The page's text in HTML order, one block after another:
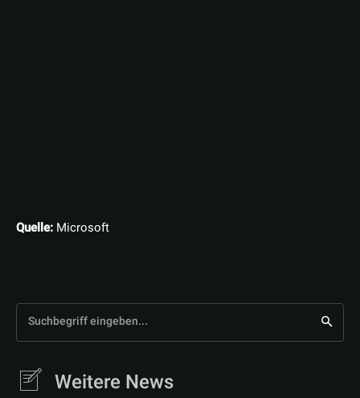
Quelle: Microsoft
Suchbegriff eingeben...
Weitere News